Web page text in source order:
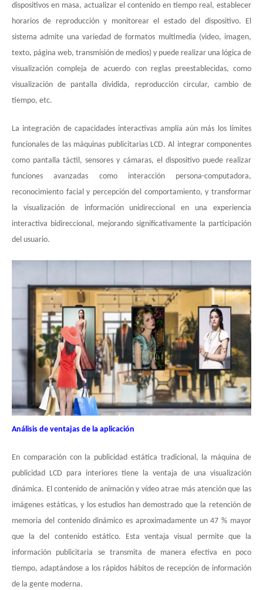
dispositivos en masa, actualizar el contenido en tiempo real, establecer
horarios de reproducción y monitorear el estado del dispositivo. El
sistema admite una variedad de formatos multimedia (video, imagen,
texto, página web, transmisión de medios) y puede realizar una lógica de
visualización compleja de acuerdo con reglas preestablecidas, como
visualización de pantalla dividida, reproducción circular, cambio de
tiempo, etc.
La integración de capacidades interactivas amplía aún más los límites
funcionales de las máquinas publicitarias LCD. Al integrar componentes
como pantalla táctil, sensores y cámaras, el dispositivo puede realizar
funciones avanzadas como interacción persona-computadora,
reconocimiento facial y percepción del comportamiento, y transformar
la visualización de información unidireccional en una experiencia
interactiva bidireccional, mejorando significativamente la participación
del usuario.
Análisis de ventajas de la aplicación
En comparación con la publicidad estática tradicional, la máquina de
publicidad LCD para interiores tiene la ventaja de una visualización
dinámica. El contenido de animación y vídeo atrae más atención que las
imágenes estáticas, y los estudios han demostrado que la retención de
memoria del contenido dinámico es aproximadamente un 47 % mayor
que la del contenido estático. Esta ventaja visual permite que la
información publicitaria se transmita de manera efectiva en poco
tiempo, adaptándose a los rápidos hábitos de recepción de información
de la gente moderna.